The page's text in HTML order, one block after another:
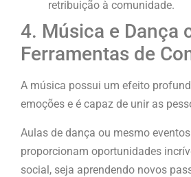
retribuição à comunidade.
4. Música e Dança
Ferramentas de
A música possui um efeito
emoções e é capaz de unir as
Aulas de dança ou mesmo
proporcionam oportunidades
social, seja aprendendo novos